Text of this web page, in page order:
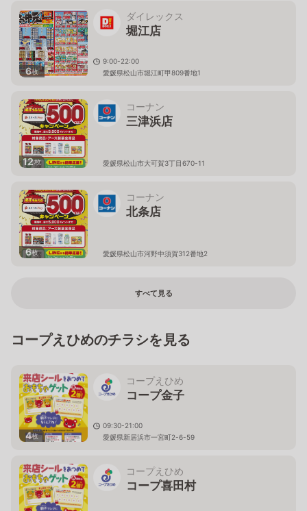
6枚
ダイレックス
堀江店
9:00-22:00
愛媛県松山市堀江町甲809番地1
12枚
コーナン
三津浜店
愛媛県松山市大可賀3丁目670-11
6枚
コーナン
北条店
愛媛県松山市河野中須賀312番地2
すべて見る
コープえひめのチラシを見る
4枚
コープえひめ
コープ金子
09:30-21:00
愛媛県新居浜市一宮町2-6-59
コープえひめ
コープ喜田村